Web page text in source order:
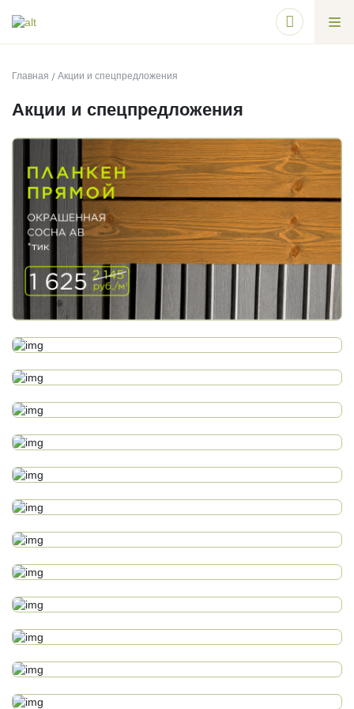
Главная Акции и спецпредложения
Акции и спецпредложения